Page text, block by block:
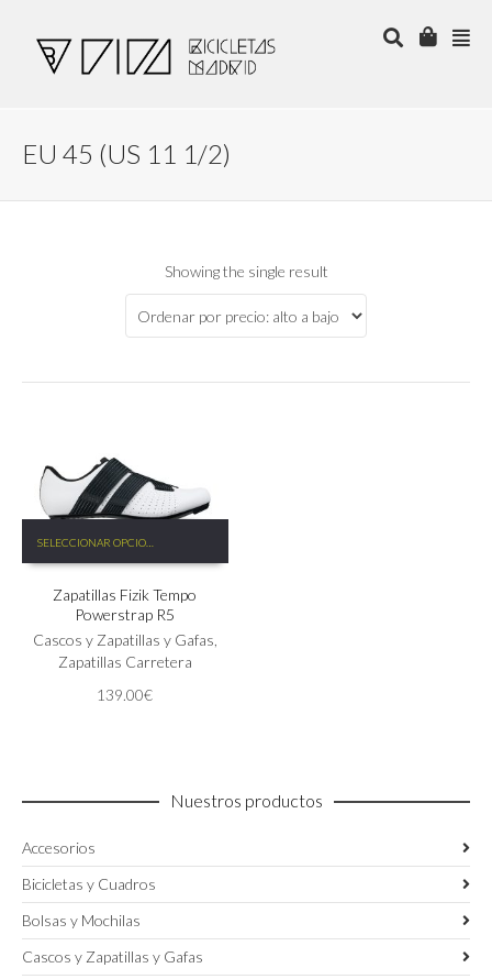
EU 45 (US 11 1/2)
Showing the single result
SELECCIONAR OPCIONES
producto
múltiples
Las
opciones
Zapatillas Fizik Tempo
Powerstrap R5
Cascos y Zapatillas y Gafas,
Zapatillas Carretera
139.00€
Nuestros productos
Accesorios
Bicicletas y Cuadros
Bolsas y Mochilas
Cascos y Zapatillas y Gafas